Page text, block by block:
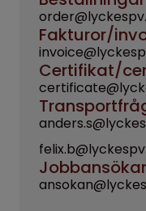
Fakturor/
Certifikat/